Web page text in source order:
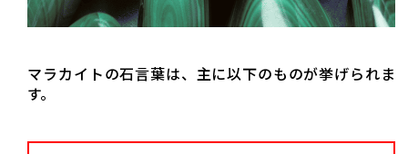
マラカイトの石言葉は、主に以下のものが挙げられま
す。